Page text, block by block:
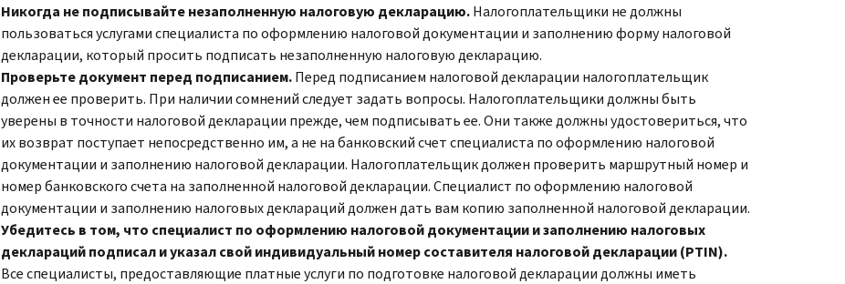
Никогда не подписывайте незаполненную налоговую декларацию.Налогоплательщики не должны
пользоваться услугами специалиста по оформлению налоговой документации и заполнению форму налоговой
декларации, который просить подписать незаполненную налоговую декларацию.
Проверьте документ перед подписанием.Перед подписанием налоговой декларации налогоплательщик
должен ее проверить. При наличии сомнений следует задать вопросы. Налогоплательщики должны быть
уверены в точности налоговой декларации прежде, чем подписывать ее. Они также должны удостовериться, что
их возврат поступает непосредственно им, а не на банковский счет специалиста по оформлению налоговой
документации и заполнению налоговой декларации. Налогоплательщик должен проверить маршрутный номер и
номер банковского счета на заполненной налоговой декларации. Специалист по оформлению налоговой
документации и заполнению налоговых деклараций должен дать вам копию заполненной налоговой декларации.
Убедитесь в том, что специалист по оформлению налоговой документации и заполнению налоговых
деклараций подписал и указал свой индивидуальный номер составителя налоговой декларации (PTIN).
Все специалисты, предоставляющие платные услуги по подготовке налоговой декларации должны иметь